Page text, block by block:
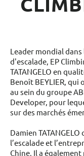
Leader mondial
d'escalade, EP
TATANGELO en
Benoît BEYLIER,
au sein du groupe
Developer, pour
sur des marchés
Damien
l’escalade et
Chine. Il a également